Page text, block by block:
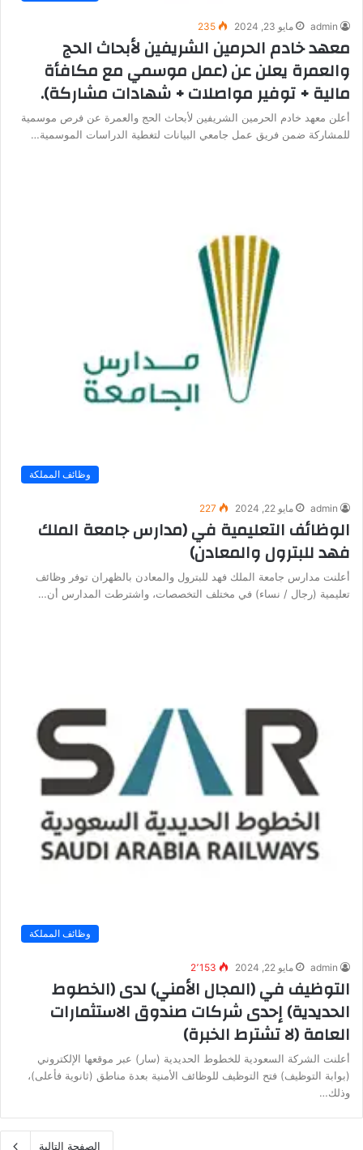
admin مايو 23, 2024 235
معهد خادم الحرمين الشريفين لأبحاث الحج
والعمرة يعلن عن (عمل موسمي مع مكافأة
مالية + توفير مواصلات + شهادات مشاركة).
أعلن معهد خادم الحرمين الشريفين لأبحاث الحج والعمرة عن فرص موسمية
للمشاركة ضمن فريق عمل جامعي البيانات لتغطية الدراسات الموسمية…
وظائف المملكة
admin مايو 22, 2024 227
الوظائف التعليمية في (مدارس جامعة الملك
فهد للبترول والمعادن)
أعلنت مدارس جامعة الملك فهد للبترول والمعادن بالظهران توفر وظائف
تعليمية (رجال / نساء) في مختلف التخصصات، واشترطت المدارس أن…
وظائف المملكة
admin مايو 22, 2024 2٬153
التوظيف في (المجال الأمني) لدى (الخطوط
الحديدية) إحدى شركات صندوق الاستثمارات
العامة (لا تشترط الخبرة)
أعلنت الشركة السعودية للخطوط الحديدية (سار) عبر موقعها الإلكتروني
(بوابة التوظيف) فتح التوظيف للوظائف الأمنية بعدة مناطق (ثانوية فأعلى)،
وذلك…
الصفحة التالية